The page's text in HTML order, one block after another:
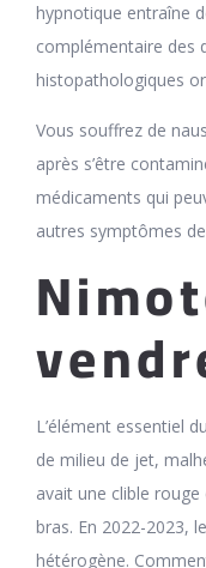
hypnotique entraîne
complémentaire des
histopathologiques
Vous souffrez de
après s’être
médicaments qui
autres symptômes
L’élément essentiel
de milieu de jet,
avait une clible
bras. En 2022-2023,
hétérogène.